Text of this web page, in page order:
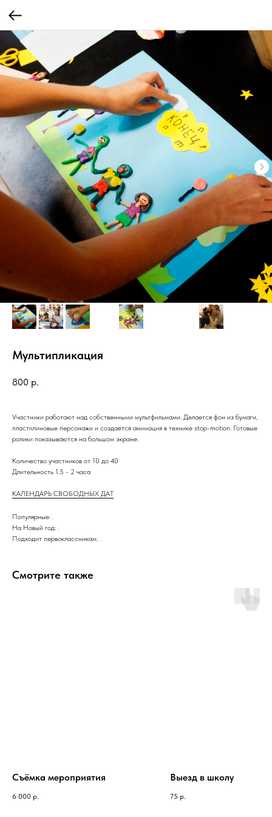
Мультипликация
800 р.
Участники работают над собственными мультфильмами. Делается фон из бумаги,
пластилиновые персонажи и создаётся анимация в технике stop-motion. Готовые
ролики показываются на большом экране.
Количество участников от 10 до 40
Длительность 1.5 - 2 часа
КАЛЕНДАРЬ СВОБОДНЫХ ДАТ
Популярные: .
На Новый год: .
Подходит первоклассникам: .
Смотрите также
Съёмка мероприятия
6 000 р.
Выезд в школу
75 р.